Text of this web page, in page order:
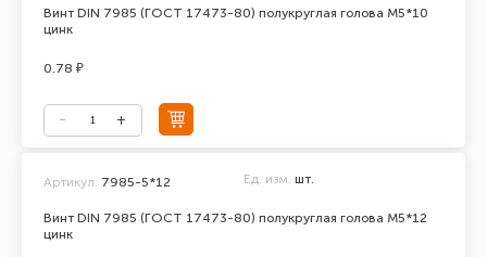
Винт DIN 7985 (ГОСТ 17473-80) полукруглая голова М5*10
цинк
0.78 ₽
Винт DIN 7985 (ГОСТ 17473-80) полукруглая голова М5*12
цинк
Артикул: 7985-5*12 Ед. изм. шт.